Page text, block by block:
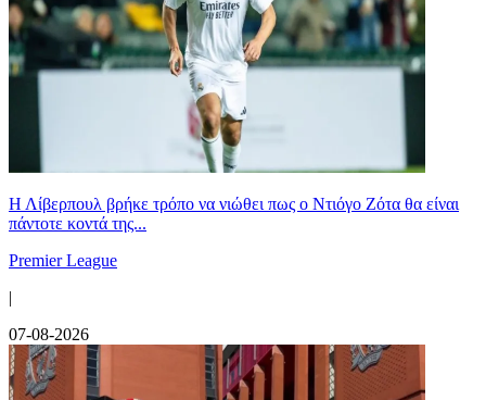
Η Λίβερπουλ βρήκε τρόπο να νιώθει πως ο Ντιόγο Ζότα θα είναι
πάντοτε κοντά της...
Premier League
|
07-08-2026